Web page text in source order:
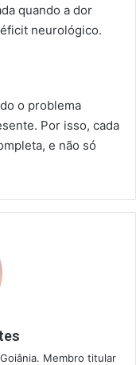
quando a dor
neurológico.
o problema
Por isso, cada
e não só
Membro titular